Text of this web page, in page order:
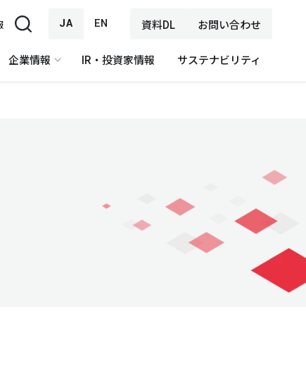
JA EN 資料DL お問い合わせ
企業情報 IR・投資家情報 サステナビリティ